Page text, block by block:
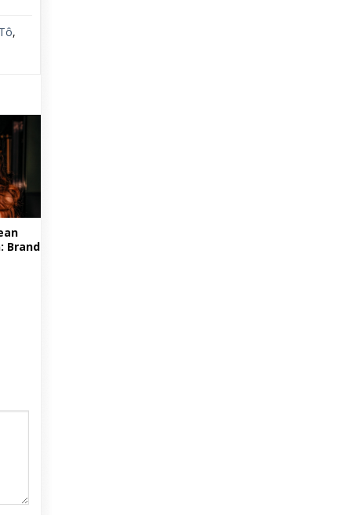
Tô,
Brand